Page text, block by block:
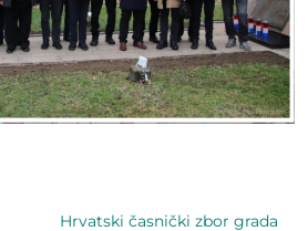
Hrvatski časnički zbor grada